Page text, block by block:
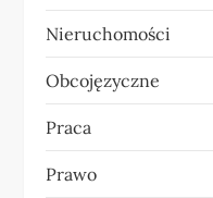
Nieruchomości
Obcojęzyczne
Praca
Prawo